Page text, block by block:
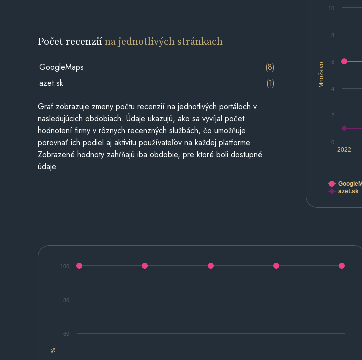
Množstvo
2022
0
2
4
6
8
10
azet.sk
Počet recenziína jednotlivých stránkach
GoogleMaps
(8)
azet.sk
(1)
Graf zobrazuje zmeny počtu recenzií na jednotlivých portáloch v
nasledujúcich obdobiach. Údaje ukazujú, ako sa vyvíjal počet
hodnotení firmy v rôznych recenzných službách, čo umožňuje
porovnať ich podiel aj aktivitu používateľov na každej platforme.
Zobrazené hodnoty zahŕňajú iba obdobie, pre ktoré boli dostupné
údaje.
%
60
80
100